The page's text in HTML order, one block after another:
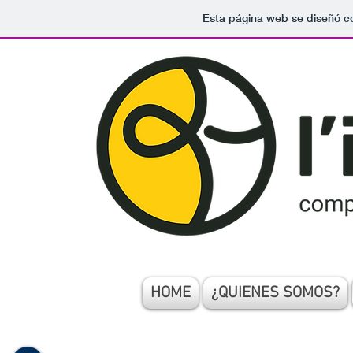
Esta página web se diseñó
HOME ¿QUIENES SOMOS?